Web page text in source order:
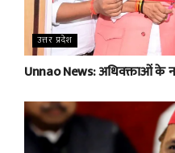
उत्तर प्रदेश
Unnao News: अधिवक्ताओं के